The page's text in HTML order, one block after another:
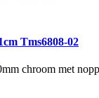
Tms6808-02
chroom met